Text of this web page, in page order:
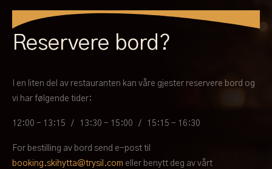
Reservere bord?
I en liten del av restauranten kan våre gjester reservere bord og
vi har følgende tider:
12:00 - 13:15 / 13:30 - 15:00 / 15:15 - 16:30
For bestilling av bord send e-post til
booking.skihytta@trysil.com eller benytt deg av vårt